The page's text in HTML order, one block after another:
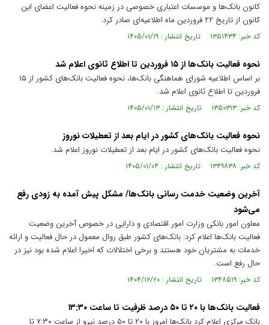
کانون بانک‌ها و موسسات اعتباری خصوصی در زمینه نحوه فعالیت اعضای این
کانون از تاریخ ۲۲ فروردین ماه اطلاعیه‌ای صادر کرد.
کد خبر: ۱۳۵۱۴۳۴ تاریخ انتشار : ۱۴۰۵/۰۱/۱۹
نحوه فعالیت بانک‌ها از ۱۵ فروردین تا اطلاع ثانوی اعلام شد
بر اساس اطلاعیه شورای هماهنگی بانک‌ها، نحوه فعالیت بانک‌های کشور از ۱۵
فروردین تا اطلاع ثانوی اعلام شد.
کد خبر: ۱۳۵۰۳۱۳ تاریخ انتشار : ۱۴۰۵/۰۱/۱۳
نحوه فعالیت بانک‌های کشور در ایام بعد از تعطیلات نوروز
نحوه فعالیت بانک‌های کشور در ایام بعد از تعطیلات نوروز اعلام شد.
کد خبر: ۱۳۴۹۸۳۸ تاریخ انتشار : ۱۴۰۵/۰۱/۰۴
آخرین وضعیت خدمت رسانی بانک‌ها/ مشکل پیش آمده به زودی رفع
می‌شود
معاون امور بانکی وزارت امور اقتصادی و دارایی در خصوص آخرین وضعیت
فعالیت بانک‌ها اعلام کرد: بانک‌های کشور طبق روال معمول در حال فعالیت و ارائه
خدمات به مشتریان خود هستند و برخی اختلالات که اخیرا اعلام شده بود نیز در
حال رفع است.
کد خبر: ۱۳۴۸۵۱۹ تاریخ انتشار : ۱۴۰۴/۱۲/۲۰
فعالیت بانک‌ها با ۲۰ تا ۵۰ درصد ظرفیت تا ساعت ۱۳:۳۰
بانک مرکزی اعلام کرد بانک‌ها امروز با ۲۰ تا ۵۰ درصد نیرو از ساعت ۷:۳۰ تا